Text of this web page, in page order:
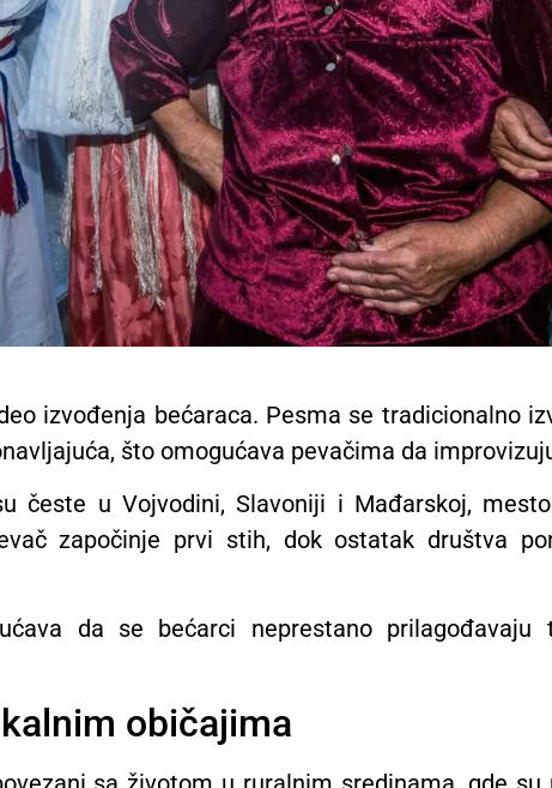
izvođenja bećaraca. Pesma se tradicionalno
što omogućava pevačima da
česte u Vojvodini, Slavoniji i Mađarskoj,
započinje prvi stih, dok ostatak društva
da se bećarci neprestano
običajima